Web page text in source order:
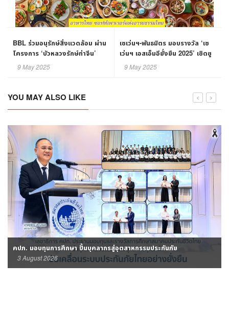
BBL ร่วมอนุรักษ์สิ่งแวดล้อม ผ่าน
โครงการ ‘บัวหลวงรักษ์ท่าจีน’
9 May 2025
เซเว่นฯ-พันธมิตร มอบรางวัล ‘เซ
เว่นฯ เอสเอ็มอียั่งยืน 2025’ เชิดชู
เอสเอ็มอีศักยภาพ
9 May 2025
YOU MAY ALSO LIKE
คปภ. มอบทุนการศึกษา ปั้นบุคลากรสู่อุตสาหกรรมประกันภัย
3 August 2026